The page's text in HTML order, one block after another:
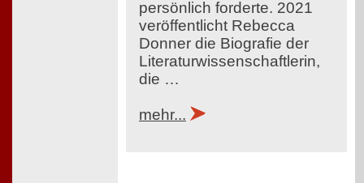
persönlich forderte. 2021
veröffentlicht Rebecca
Donner die Biografie der
Literaturwissenschaftlerin,
die …
mehr...